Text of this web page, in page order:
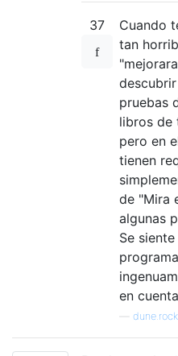
37
Cuando
tan
pruebas
libros de
pero en
tienen
de "Mira
algunas
Se
en